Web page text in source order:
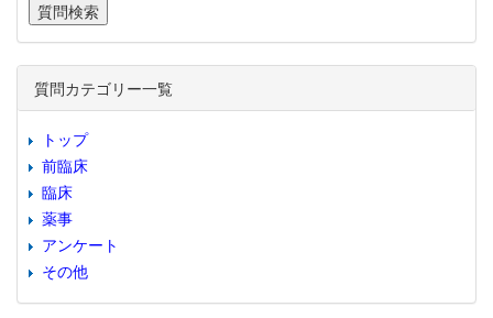
質問カテゴリー一覧
トップ
前臨床
臨床
薬事
アンケート
その他